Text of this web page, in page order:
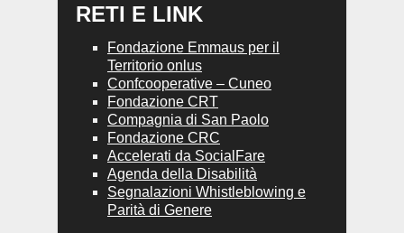
RETI E LINK
Fondazione Emmaus per il
Territorio onlus
Confcooperative – Cuneo
Fondazione CRT
Compagnia di San Paolo
Fondazione CRC
Accelerati da SocialFare
Agenda della Disabilità
Segnalazioni Whistleblowing e
Parità di Genere